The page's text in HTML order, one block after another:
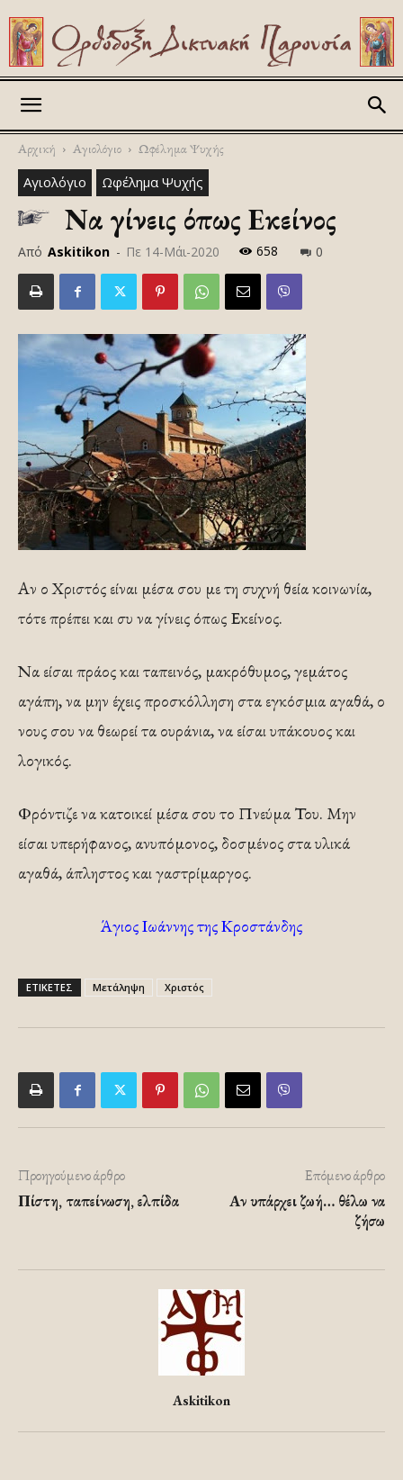
Αρχική Αγιολόγιο Ωφέλημα Ψυχής
Αγιολόγιο Ωφέλημα Ψυχής
Να γίνεις όπως Εκείνος
Από Askitikon - Πε 14-Μάι-2020 658 0
Αν ο Χριστός είναι μέσα σου με τη συχνή θεία κοινωνία,
τότε πρέπει και συ να γίνεις όπως Εκείνος.
Να είσαι πράος και ταπεινός, μακρόθυμος, γεμάτος
αγάπη, να μην έχεις προσκόλληση στα εγκόσμια αγαθά, ο
νους σου να θεωρεί τα ουράνια, να είσαι υπάκουος και
λογικός.
Φρόντιζε να κατοικεί μέσα σου το Πνεύμα Του. Μην
είσαι υπερήφανος, ανυπόμονος, δοσμένος στα υλικά
αγαθά, άπληστος και γαστρίμαργος.
Άγιος Ιωάννης της Κροστάνδης
ΕΤΙΚΕΤΕΣ Μετάληψη Χριστός
Προηγούμενο άρθρο
Πίστη, ταπείνωση, ελπίδα
Επόμενο άρθρο
Αν υπάρχει ζωή… θέλω να
ζήσω
Askitikon